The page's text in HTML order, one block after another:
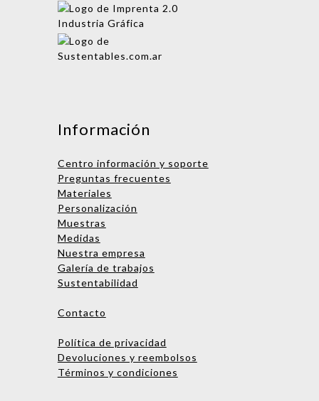
Información
Centro información y soporte
Preguntas frecuentes
Materiales
Personalización
Muestras
Medidas
Nuestra empresa
Galería de trabajos
Sustentabilidad
Contacto
Política de privacidad
Devoluciones y reembolsos
Términos y condiciones
Nombre
Teléfono